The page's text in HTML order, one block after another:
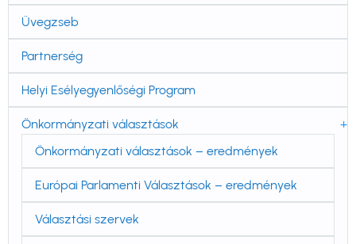
Üvegzseb
Partnerség
Helyi Esélyegyenlőségi Program
Önkormányzati választások
Önkormányzati választások – eredmények
Európai Parlamenti Választások – eredmények
Választási szervek